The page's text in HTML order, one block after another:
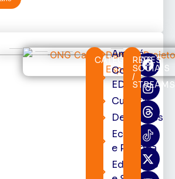
40
espaço
e
seus
na
2026
de
»
de
CATEGORIAS
Amapá
Cortes
EDcast
Cultura
Destaques
Economia
e Política
Educação
REDES
SOCIAIS
/
STREAMS